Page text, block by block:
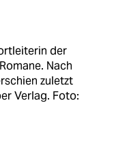
der
Nach
zuletzt
Verlag. Foto: